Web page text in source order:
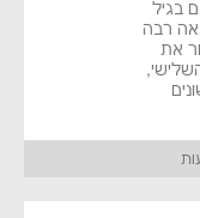
בגיל
רבה
את